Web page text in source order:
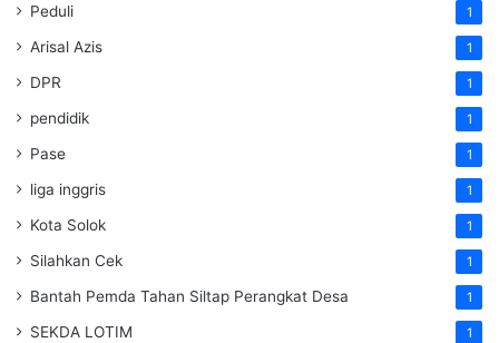
Peduli 1
Arisal Azis 1
DPR 1
pendidik 1
Pase 1
liga inggris 1
Kota Solok 1
Silahkan Cek 1
Bantah Pemda Tahan Siltap Perangkat Desa 1
SEKDA LOTIM 1